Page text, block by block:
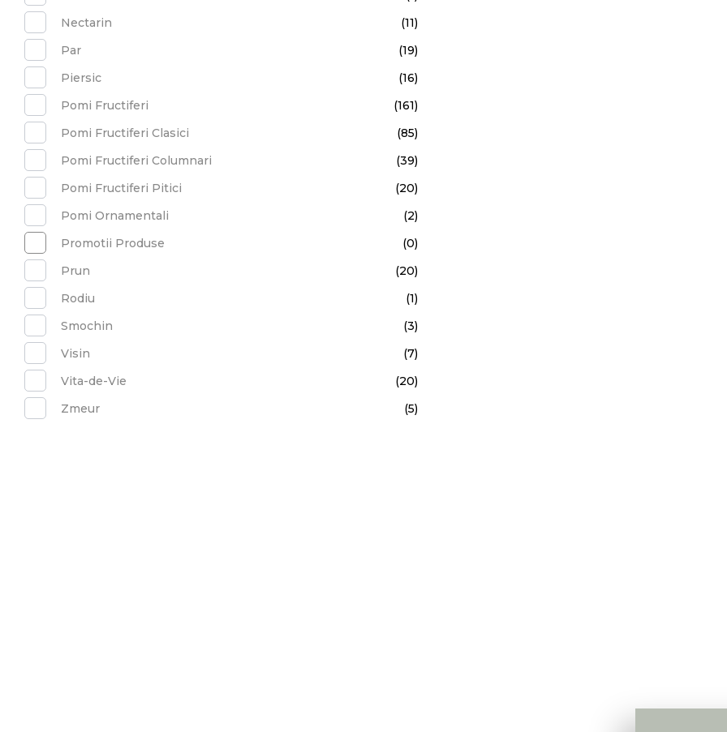
Nectarin
(11)
Par
(19)
Piersic
(16)
Pomi Fructiferi
(161)
Pomi Fructiferi Clasici
(85)
Pomi Fructiferi Columnari
(39)
Pomi Fructiferi Pitici
(20)
Pomi Ornamentali
(2)
Promotii Produse
(0)
Prun
(20)
Rodiu
(1)
Smochin
(3)
Visin
(7)
Vita-de-Vie
(20)
Zmeur
(5)